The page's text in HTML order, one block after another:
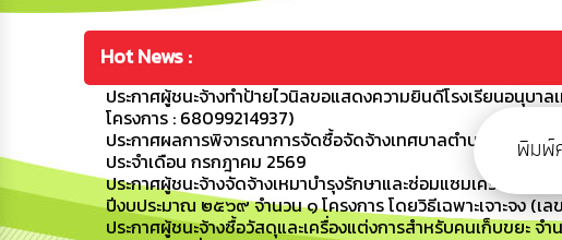
Hot News :
ประกาศผู้ชนะจ้างทำป้ายไวนิลขอแสดงความยินดีโรงเรียนอนุบา
โครงการ : 68099214937)
ประกาศผลการพิจารณาการจัดซื้อจัดจ้างเทศบาลตำบลขามป้อม
ประจำเดือน กรกฎาคม 2569
ประกาศผู้ชนะจ้างจัดจ้างเหมาบำรุงรักษาและซ่อมแซมเครื่องปรับ
ปีงบประมาณ ๒๕๖๙ จำนวน ๑ โครงการ โดยวิธีเฉพาะเจาะจง (เ
ประกาศผู้ชนะจ้างซื้อวัสดุและเครื่องแต่งการสำหรับคนเก็บขยะ